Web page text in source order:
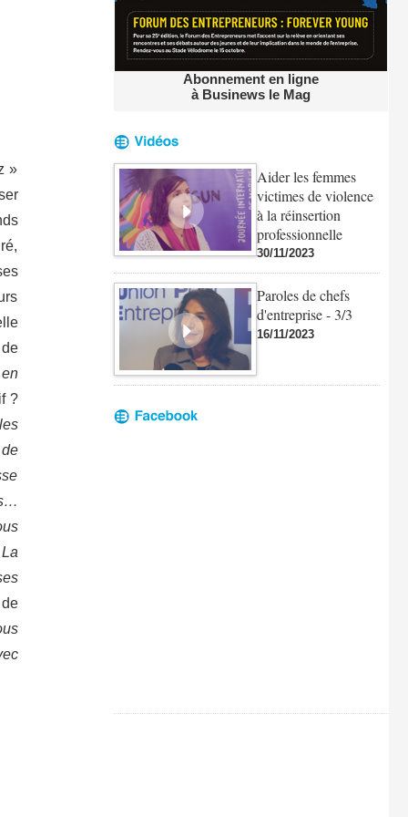
»
?
Abonnement en ligne
à Businews le Mag
Aider les femmes
victimes de violence
à la réinsertion
professionnelle
30/11/2023
Paroles de chefs
d'entreprise - 3/3
16/11/2023